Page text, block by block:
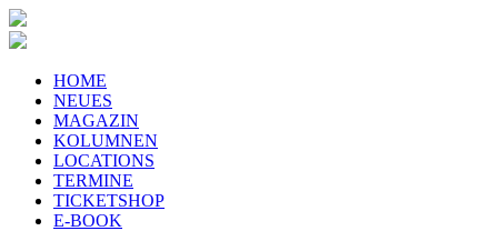
HOME
NEUES
MAGAZIN
KOLUMNEN
LOCATIONS
TERMINE
TICKETSHOP
E-BOOK